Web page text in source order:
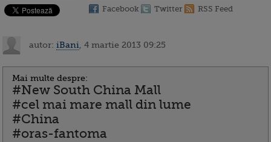
Facebook Twitter RSS Feed
autor: iBani , 4 martie 2013 09:25
Mai multe despre:
#New South China Mall
#cel mai mare mall din lume
#China
#oras-fantoma